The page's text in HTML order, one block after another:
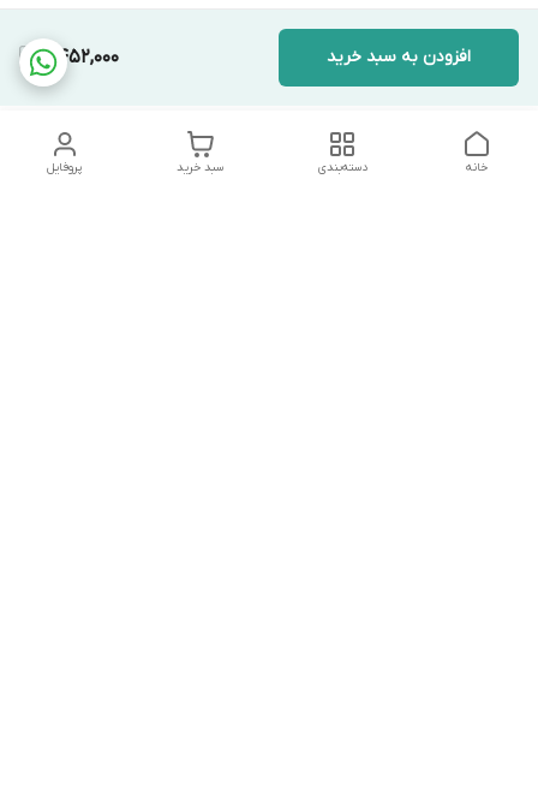
2,452,000 افزودن به سبد خرید
پروفایل سبد خرید دسته‌بندی خانه